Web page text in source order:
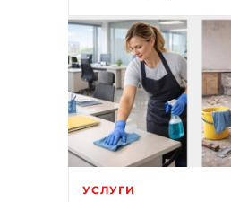
УСЛУГИ